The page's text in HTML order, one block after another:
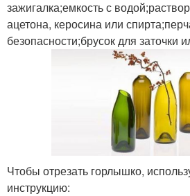
зажигалка;емкость с
ацетона, керосина или
безопасности;брусок для заточки
Чтобы отрезать горлышко,
инструкцию: